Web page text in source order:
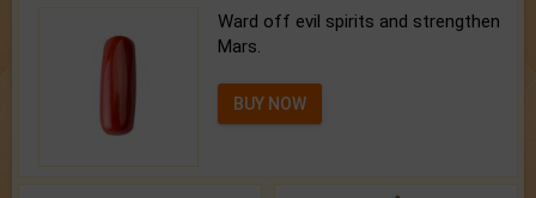
Ward off evil spirits and strengthen
Mars.
BUY NOW